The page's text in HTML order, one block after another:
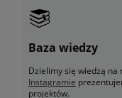
Baza wiedzy
Dzielimy się wiedzą na
Instagramie
projektów.